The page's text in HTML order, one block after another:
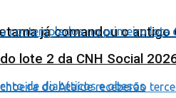
já comandou o antigo
lote 2 da CNH Social